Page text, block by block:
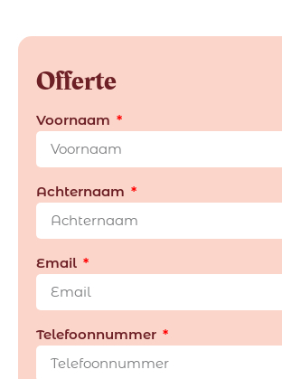
Offerte
Voornaam
Achternaam
Email
Telefoonnummer